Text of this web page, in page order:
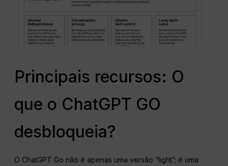
Principais recursos: O
que o ChatGPT GO
desbloqueia?
O ChatGPT Go não é apenas uma versão “light”; é uma